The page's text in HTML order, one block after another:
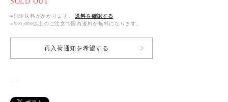
※別途送料がかかります。
送料を確認する
※¥30,000以上のご注文で国内送料が無料になります。
再入荷通知を希望する